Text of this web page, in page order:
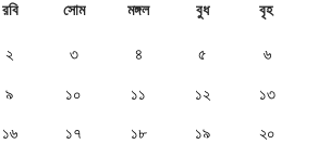
রবি সোম মঙ্গল বুধ বৃহ
২ ৩ ৪ ৫ ৬
৯ ১০ ১১ ১২ ১৩
১৬ ১৭ ১৮ ১৯ ২০